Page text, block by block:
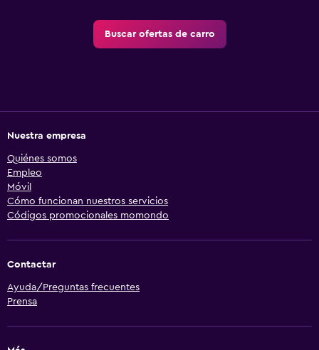
Buscar ofertas de carro
Nuestra empresa
Quiénes somos
Empleo
Móvil
Cómo funcionan nuestros servicios
Códigos promocionales momondo
Contactar
Ayuda/Preguntas frecuentes
Prensa